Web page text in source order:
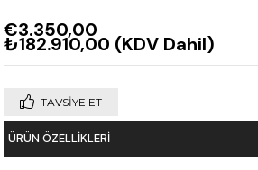
€3.350,00
₺182.910,00 (KDV Dahil)
TAVSIYE ET
ÜRÜN ÖZELLIKLERI